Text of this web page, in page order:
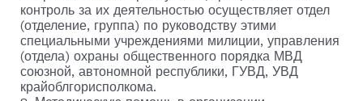
контроль за их деятельностью осуществляет отдел
(отделение, группа) по руководству этими
специальными учреждениями милиции, управления
(отдела) охраны общественного порядка МВД
союзной, автономной республики, ГУВД, УВД
крайоблгорисполкома.